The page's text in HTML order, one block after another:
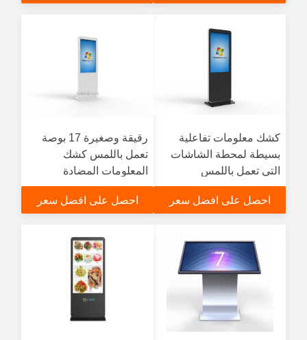
كشك معلومات تفاعلية
بسيطة لمحطة الشاشات
التي تعمل باللمس
احصل على افضل سعر
رقيقة وصغيرة 17 بوصة
تعمل باللمس كشك
المعلومات المضادة
للتخريب 250cd / ㎡
احصل على افضل سعر